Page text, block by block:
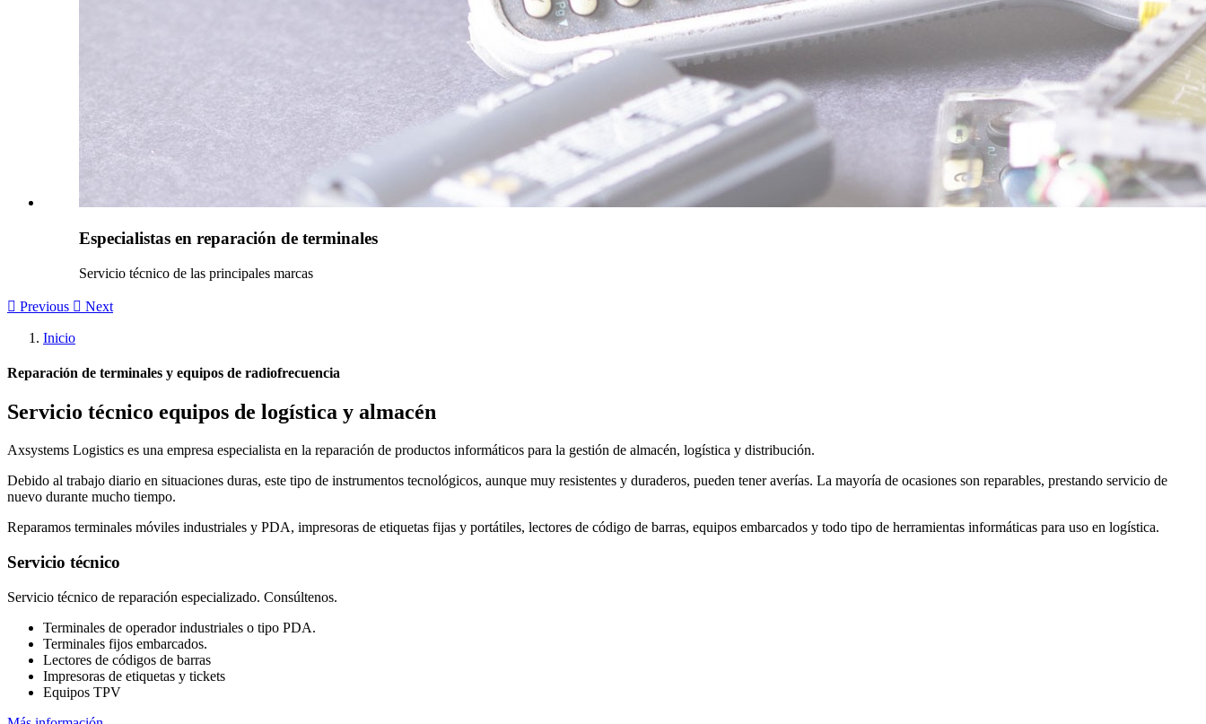
Especialistas en reparación de terminales
Servicio técnico de las principales marcas
 Previous  Next
Inicio
Reparación de terminales y equipos de radiofrecuencia
Servicio técnico equipos de logística y almacén
Axsystems Logistics es una empresa especialista en la reparación de productos informáticos para la gestión de almacén, logística y distribución.
Debido al trabajo diario en situaciones duras, este tipo de instrumentos tecnológicos, aunque muy resistentes y duraderos, pueden tener averías. La mayoría de ocasiones son reparables, prestando servicio de
nuevo durante mucho tiempo.
Reparamos terminales móviles industriales y PDA, impresoras de etiquetas fijas y portátiles, lectores de código de barras, equipos embarcados y todo tipo de herramientas informáticas para uso en logística.
Servicio técnico
Servicio técnico de reparación especializado. Consúltenos.
Terminales de operador industriales o tipo PDA.
Terminales fijos embarcados.
Lectores de códigos de barras
Impresoras de etiquetas y tickets
Equipos TPV